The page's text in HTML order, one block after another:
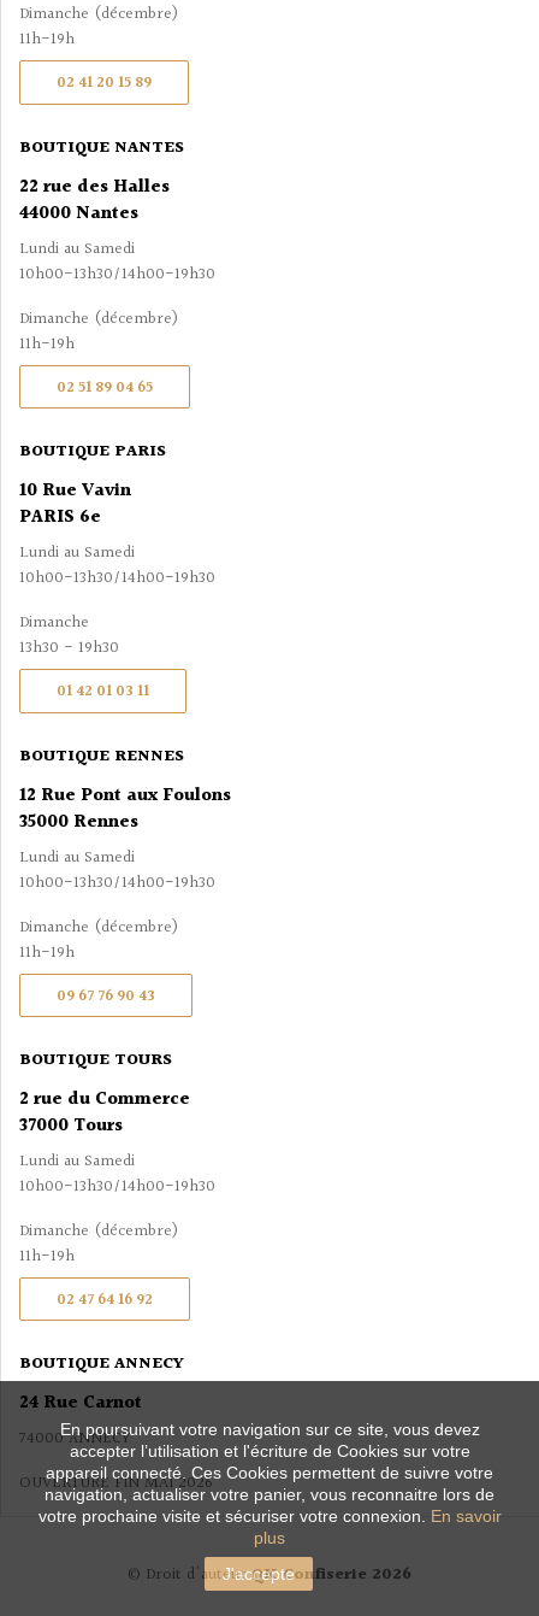
Dimanche (décembre)
11h-19h
02 41 20 15 89
BOUTIQUE NANTES
22 rue des Halles
44000 Nantes
Lundi au Samedi
10h00-13h30/14h00-19h30
Dimanche (décembre)
11h-19h
02 51 89 04 65
BOUTIQUE PARIS
10 Rue Vavin
PARIS 6e
Lundi au Samedi
10h00-13h30/14h00-19h30
Dimanche
13h30 - 19h30
01 42 01 03 11
BOUTIQUE RENNES
12 Rue Pont aux Foulons
35000 Rennes
Lundi au Samedi
10h00-13h30/14h00-19h30
Dimanche (décembre)
11h-19h
09 67 76 90 43
BOUTIQUE TOURS
2 rue du Commerce
37000 Tours
Lundi au Samedi
10h00-13h30/14h00-19h30
Dimanche (décembre)
11h-19h
02 47 64 16 92
BOUTIQUE ANNECY
24 Rue Carnot
74000 ANNECY
OUVERTURE FIN MAI 2026
En poursuivant votre navigation sur ce site, vous devez
accepter l’utilisation et l'écriture de Cookies sur votre
appareil connecté. Ces Cookies permettent de suivre votre
navigation, actualiser votre panier, vous reconnaitre lors de
votre prochaine visite et sécuriser votre connexion. En savoir
plus
J'accepte
© Droit d'auteurQK Confiserie 2026